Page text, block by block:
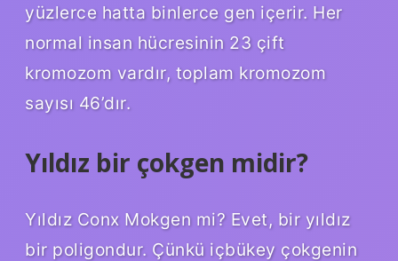
yüzlerce hatta binlerce gen içerir. Her
normal insan hücresinin 23 çift
kromozom vardır, toplam kromozom
sayısı 46’dır.
Yıldız bir çokgen midir?
Yıldız Conx Mokgen mi? Evet, bir yıldız
bir poligondur. Çünkü içbükey çokgenin